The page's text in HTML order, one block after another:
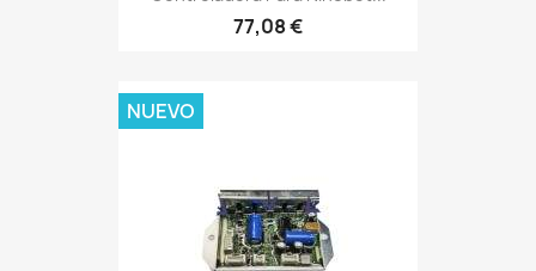
77,08 €
NUEVO